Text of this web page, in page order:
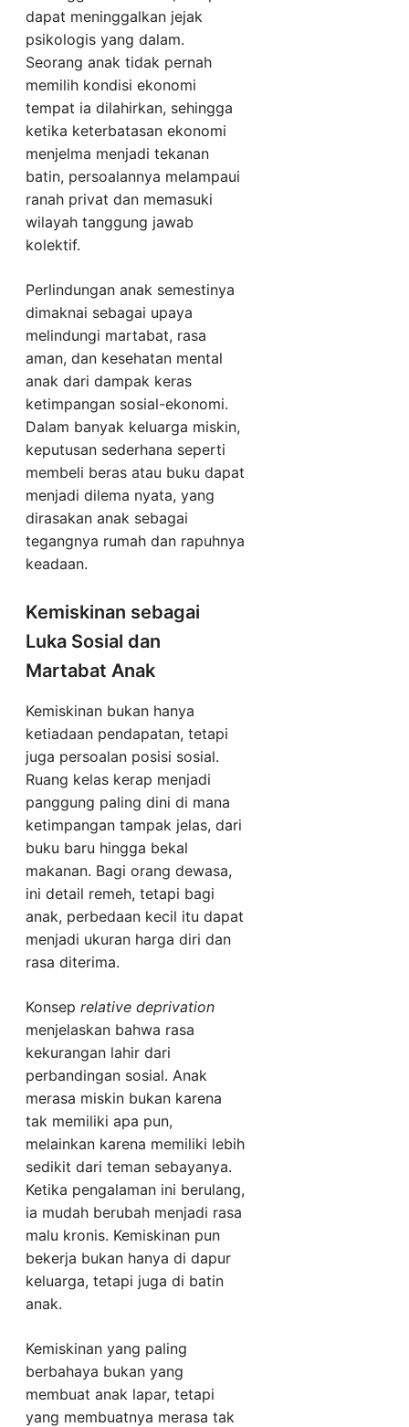
dapat meninggalkan jejak
psikologis yang dalam.
Seorang anak tidak pernah
memilih kondisi ekonomi
tempat ia dilahirkan, sehingga
ketika keterbatasan ekonomi
menjelma menjadi tekanan
batin, persoalannya melampaui
ranah privat dan memasuki
wilayah tanggung jawab
kolektif.
Perlindungan anak semestinya
dimaknai sebagai upaya
melindungi martabat, rasa
aman, dan kesehatan mental
anak dari dampak keras
ketimpangan sosial-ekonomi.
Dalam banyak keluarga miskin,
keputusan sederhana seperti
membeli beras atau buku dapat
menjadi dilema nyata, yang
dirasakan anak sebagai
tegangnya rumah dan rapuhnya
keadaan.
Kemiskinan sebagai
Luka Sosial dan
Martabat Anak
Kemiskinan bukan hanya
ketiadaan pendapatan, tetapi
juga persoalan posisi sosial.
Ruang kelas kerap menjadi
panggung paling dini di mana
ketimpangan tampak jelas, dari
buku baru hingga bekal
makanan. Bagi orang dewasa,
ini detail remeh, tetapi bagi
anak, perbedaan kecil itu dapat
menjadi ukuran harga diri dan
rasa diterima.
Konsep relative deprivation
menjelaskan bahwa rasa
kekurangan lahir dari
perbandingan sosial. Anak
merasa miskin bukan karena
tak memiliki apa pun,
melainkan karena memiliki lebih
sedikit dari teman sebayanya.
Ketika pengalaman ini berulang,
ia mudah berubah menjadi rasa
malu kronis. Kemiskinan pun
bekerja bukan hanya di dapur
keluarga, tetapi juga di batin
anak.
Kemiskinan yang paling
berbahaya bukan yang
membuat anak lapar, tetapi
yang membuatnya merasa tak